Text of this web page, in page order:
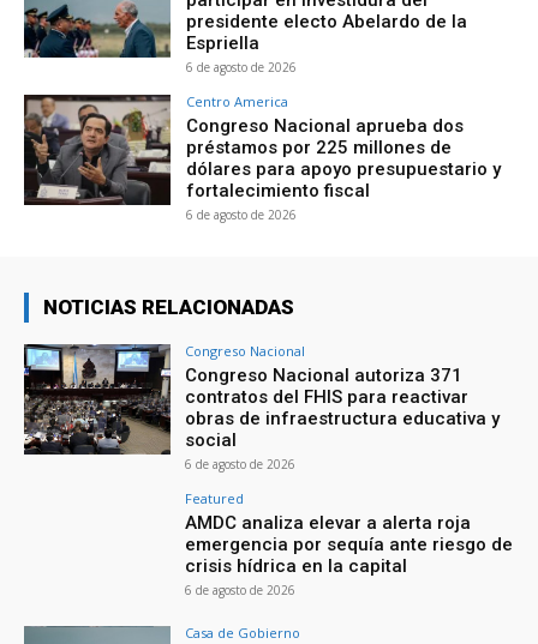
presidente electo Abelardo de la
Espriella
6 de agosto de 2026
Centro America
Congreso Nacional aprueba dos
préstamos por 225 millones de
dólares para apoyo presupuestario y
fortalecimiento fiscal
6 de agosto de 2026
NOTICIAS RELACIONADAS
Congreso Nacional
Congreso Nacional autoriza 371
contratos del FHIS para reactivar
obras de infraestructura educativa y
social
6 de agosto de 2026
Featured
AMDC analiza elevar a alerta roja
emergencia por sequía ante riesgo de
crisis hídrica en la capital
6 de agosto de 2026
Casa de Gobierno